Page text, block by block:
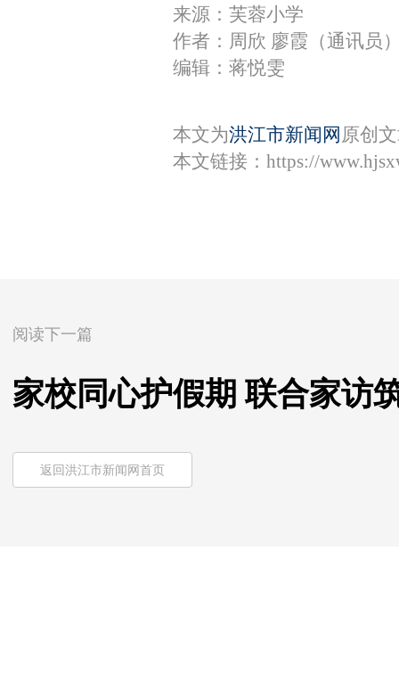
来源：芙蓉小学
作者：周欣 廖霞（通讯员
编辑：蒋悦雯
本文为洪江市新闻网 原创
本文链接： https://
阅读下一篇
家校同心护假期 联合家访
返回洪江市新闻网首页